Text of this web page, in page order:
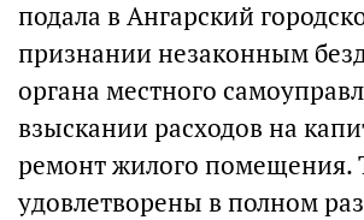
подала в Ангарский
признании незаконным
органа местного
взыскании расходов на
ремонт жилого помещения.
удовлетворены в полном